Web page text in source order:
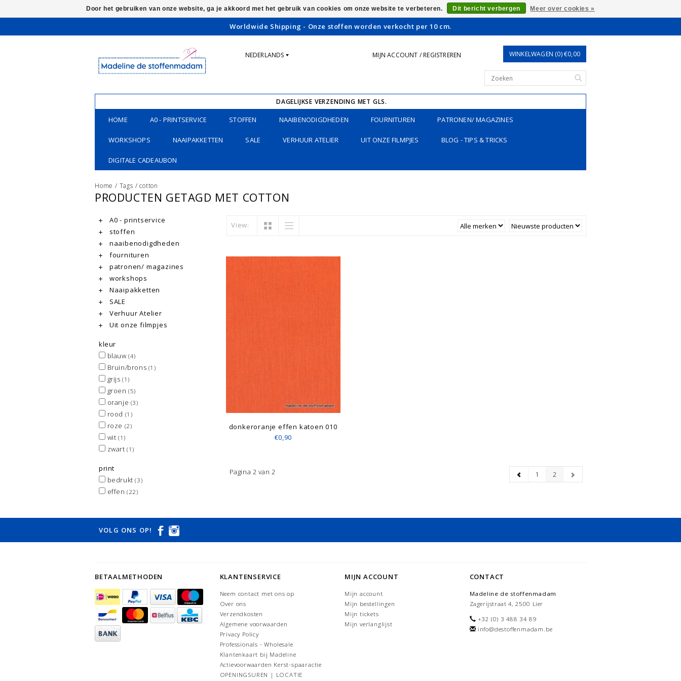
Worldwide Shipping - Onze stoffen worden verkocht per 10 cm.
NEDERLANDS MIJN ACCOUNT / REGISTREREN WINKELWAGEN (0) €0,00
DAGELIJKSE VERZENDING MET GLS.
HOME A0 - PRINTSERVICE STOFFEN NAAIBENODIGDHEDEN FOURNITUREN PATRONEN/ MAGAZINES
WORKSHOPS NAAIPAKKETTEN SALE VERHUUR ATELIER UIT ONZE FILMPJES BLOG - TIPS & TRICKS
DIGITALE CADEAUBON
Home / Tags /cotton
PRODUCTEN GETAGD MET COTTON
A0 - printservice
stoffen
naaibenodigdheden
fournituren
patronen/ magazines
workshops
Naaipakketten
SALE
Verhuur Atelier
Uit onze filmpjes
kleur
blauw(4)
Bruin/brons (1)
grijs(1)
groen(5)
oranje (3)
rood (1)
roze (2)
wit (1)
zwart(1)
print
bedrukt(3)
effen(22)
View:
donkeroranje effen katoen 010
€0,90
Pagina 2 van 2 1 2
VOLG ONS OP!
BETAALMETHODEN KLANTENSERVICE
Neem contact met ons op
Over ons
Verzendkosten
Algemene voorwaarden
Privacy Policy
Professionals - Wholesale
Klantenkaart bij Madeline
Actievoorwaarden Kerst-spaaractie
OPENINGSUREN | LOCATIE
MIJN ACCOUNT
Mijn account
Mijn bestellingen
Mijn tickets
Mijn verlanglijst
CONTACT
Madeline de stoffenmadam
Zagerijstraat 4, 2500 Lier
+32 (0) 3 488 34 89
info@destoffenmadam.be
Door het gebruiken van onze website, ga je akkoord met het gebruik van cookies om onze website te verbeteren. Dit bericht verbergen Meer over cookies »